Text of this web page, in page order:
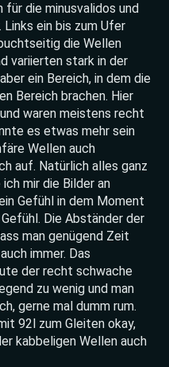
die minusvalidos und
ein bis zum Ufer
die Wellen
variierten stark in der
ein Bereich, in dem die
Bereich brachen. Hier
waren meistens recht
es etwas mehr sein
Wellen auch
auf. Natürlich alles ganz
mir die Bilder an
Gefühl in dem Moment
Die Abständer der
man genügend Zeit
immer. Das
der recht schwache
zu wenig und man
gerne mal dumm rum.
92l zum Gleiten okay,
kabbeligen Wellen auch